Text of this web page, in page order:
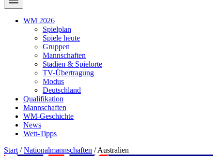
WM 2026
Spielplan
Spiele heute
Gruppen
Mannschaften
Stadien & Spielorte
TV-Übertragung
Modus
Deutschland
Qualifikation
Mannschaften
WM-Geschichte
News
Wett-Tipps
Start /Nationalmannschaften /Australien